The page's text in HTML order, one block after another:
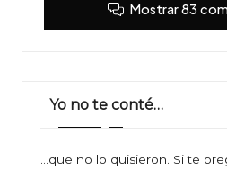
Mostrar 83
Yo no te conté…
…que no lo quisieron. Si te